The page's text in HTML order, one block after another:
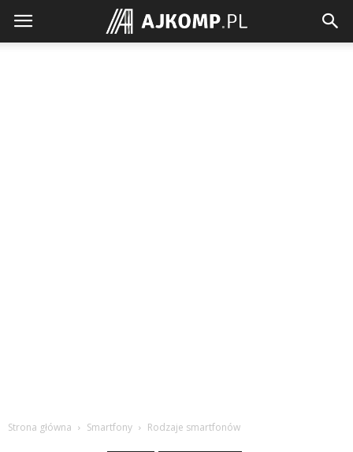
Ajkomp.pl
Strona główna Smartfony Rodzaje smartfonów